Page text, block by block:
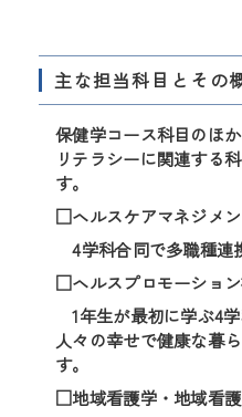
主な担当科目とその
保健学コース科目のほ
リテラシーに関連する
す。
□ヘルスケアマネジメ
4学科合同で多職種連
□ヘルスプロモーショ
1年生が最初に学ぶ4学
人々の幸せで健康な暮
す。
□地域看護学・地域看